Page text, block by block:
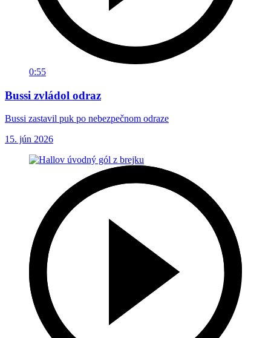
0:55
Bussi zvládol odraz
Bussi zastavil puk po nebezpečnom odraze
15. jún 2026